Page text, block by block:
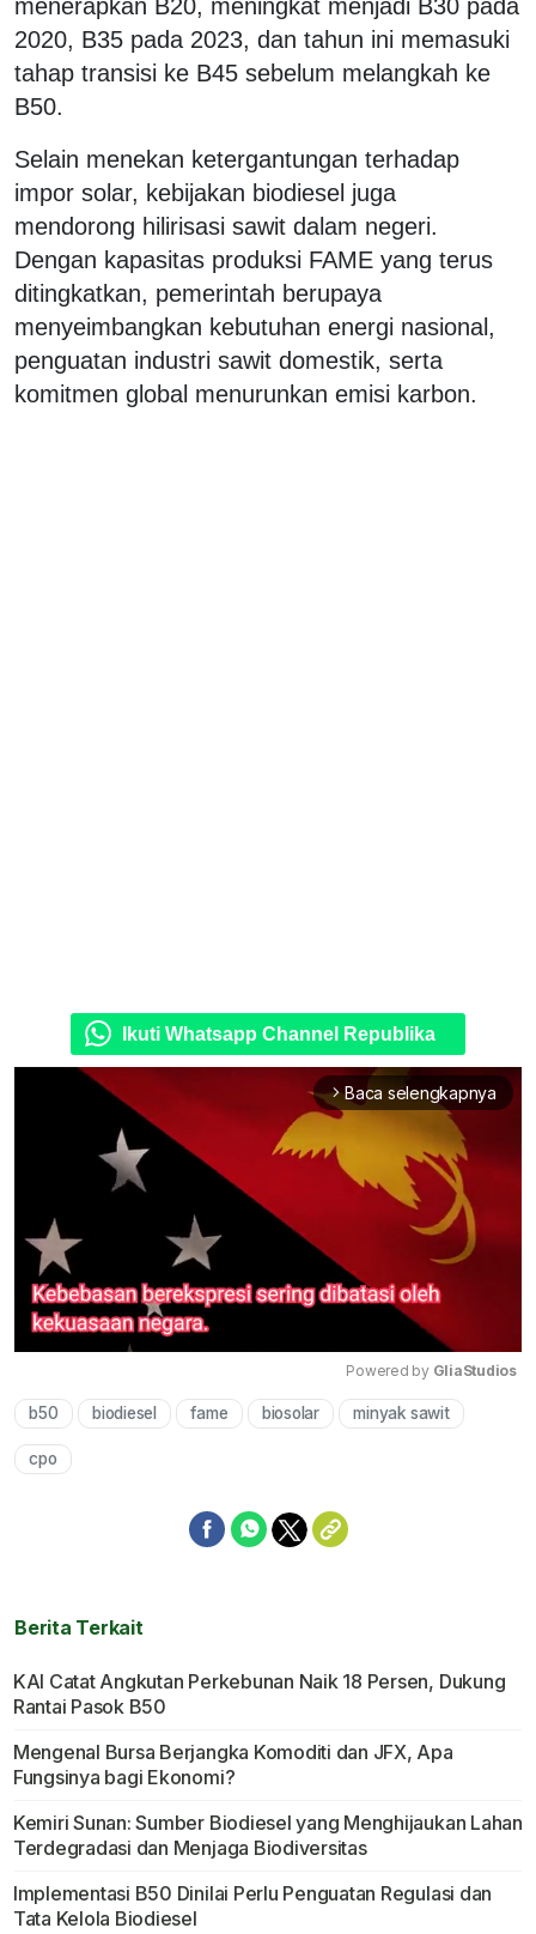
menerapkan B20, meningkat menjadi B30 pada
2020, B35 pada 2023, dan tahun ini memasuki
tahap transisi ke B45 sebelum melangkah ke
B50.
Selain menekan ketergantungan terhadap
impor solar, kebijakan biodiesel juga
mendorong hilirisasi sawit dalam negeri.
Dengan kapasitas produksi FAME yang terus
ditingkatkan, pemerintah berupaya
menyeimbangkan kebutuhan energi nasional,
penguatan industri sawit domestik, serta
komitmen global menurunkan emisi karbon.
Ikuti Whatsapp Channel Republika
arrow_forward_ios Baca selengkapnya
Mute
Powered by GliaStudios
b50 biodiesel fame biosolar minyak sawit
cpo
Berita Terkait
KAI Catat Angkutan Perkebunan Naik 18 Persen, Dukung
Rantai Pasok B50
Mengenal Bursa Berjangka Komoditi dan JFX, Apa
Fungsinya bagi Ekonomi?
Kemiri Sunan: Sumber Biodiesel yang Menghijaukan Lahan
Terdegradasi dan Menjaga Biodiversitas
Implementasi B50 Dinilai Perlu Penguatan Regulasi dan
Tata Kelola Biodiesel